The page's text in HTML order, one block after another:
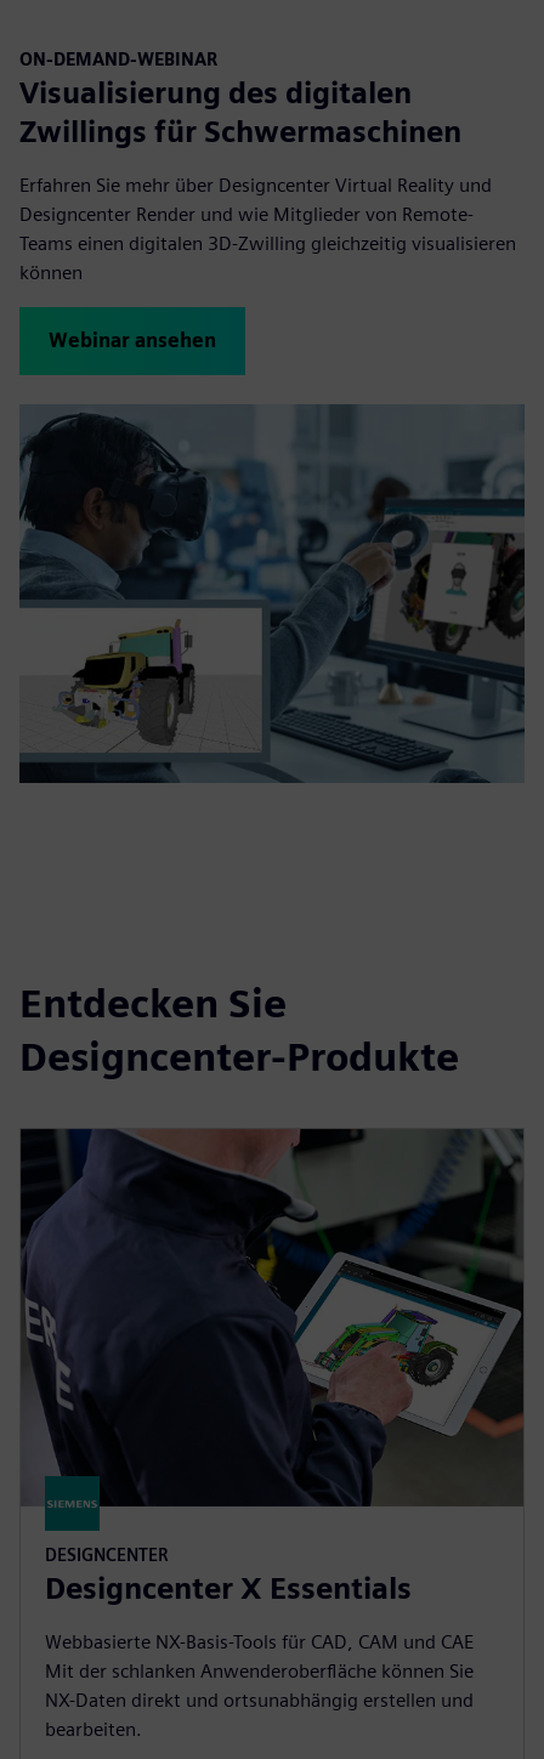
ON-DEMAND-WEBINAR
Visualisierung des digitalen
Zwillings für Schwermaschinen
Erfahren Sie mehr über Designcenter Virtual Reality und
Designcenter Render und wie Mitglieder von Remote-
Teams einen digitalen 3D-Zwilling gleichzeitig visualisieren
können
Webinar ansehen
Entdecken Sie
Designcenter-Produkte
DESIGNCENTER
Designcenter X Essentials
Webbasierte NX-Basis-Tools für CAD, CAM und CAE
Mit der schlanken Anwenderoberfläche können Sie
NX-Daten direkt und ortsunabhängig erstellen und
bearbeiten.